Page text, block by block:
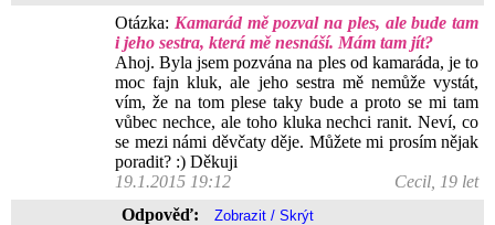
Otázka: Kamarád mě pozval na ples, ale bude tam
i jeho sestra, která mě nesnáší. Mám tam jít?
Ahoj. Byla jsem pozvána na ples od kamaráda, je to
moc fajn kluk, ale jeho sestra mě nemůže vystát,
vím, že na tom plese taky bude a proto se mi tam
vůbec nechce, ale toho kluka nechci ranit. Neví, co
se mezi námi děvčaty děje. Můžete mi prosím nějak
poradit? :) Děkuji
19.1.2015 19:12
Cecil, 19 let
Odpověď: